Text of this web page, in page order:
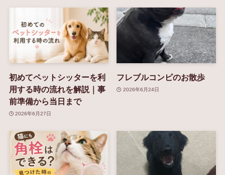
初めてペットシッターを利
用する時の流れを解説｜事
前準備から当日まで
2026年6月27日
フレブルコンビのお散歩
2026年6月24日